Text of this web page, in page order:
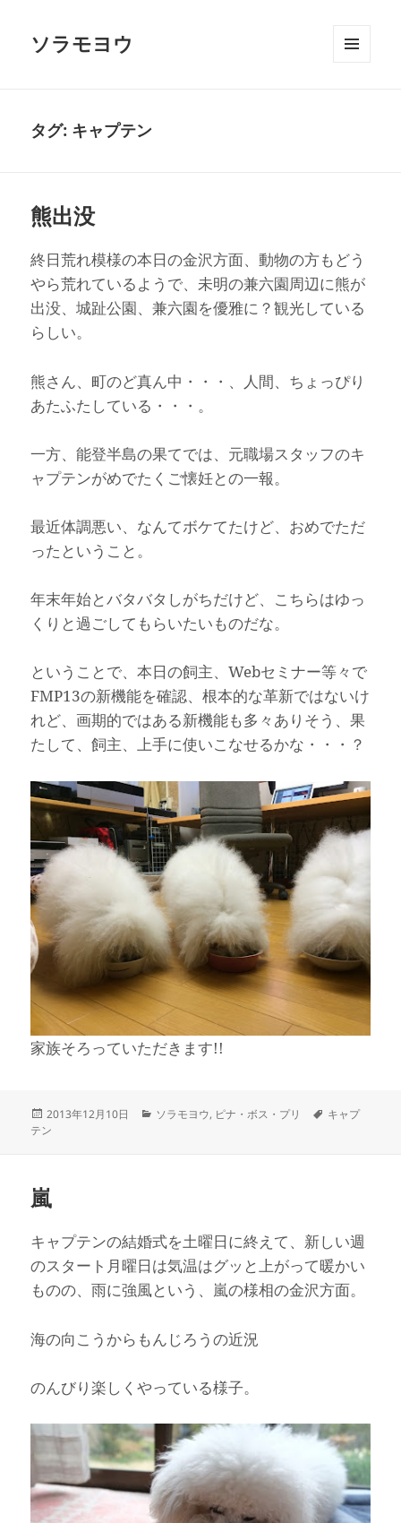
ソラモヨウ
タグ: キャプテン
熊出没
終日荒れ模様の本日の金沢方面、動物の方もどう
やら荒れているようで、未明の兼六園周辺に熊が
出没、城趾公園、兼六園を優雅に？観光している
らしい。
熊さん、町のど真ん中・・・、人間、ちょっぴり
あたふたしている・・・。
一方、能登半島の果てでは、元職場スタッフのキ
ャプテンがめでたくご懐妊との一報。
最近体調悪い、なんてボケてたけど、おめでただ
ったということ。
年末年始とバタバタしがちだけど、こちらはゆっ
くりと過ごしてもらいたいものだな。
ということで、本日の飼主、Webセミナー等々で
FMP13の新機能を確認、根本的な革新ではないけ
れど、画期的ではある新機能も多々ありそう、果
たして、飼主、上手に使いこなせるかな・・・？
家族そろっていただきます!!
投
稿
2013年12月10日
カ
ソラモヨウ, ピナ・ボス・プリ
タ
キャプ
テン
嵐
キャプテンの結婚式を土曜日に終えて、新しい週
のスタート月曜日は気温はグッと上がって暖かい
ものの、雨に強風という、嵐の様相の金沢方面。
海の向こうからもんじろうの近況
のんびり楽しくやっている様子。